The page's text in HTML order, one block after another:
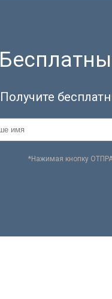
Получите
*Нажимая кнопку